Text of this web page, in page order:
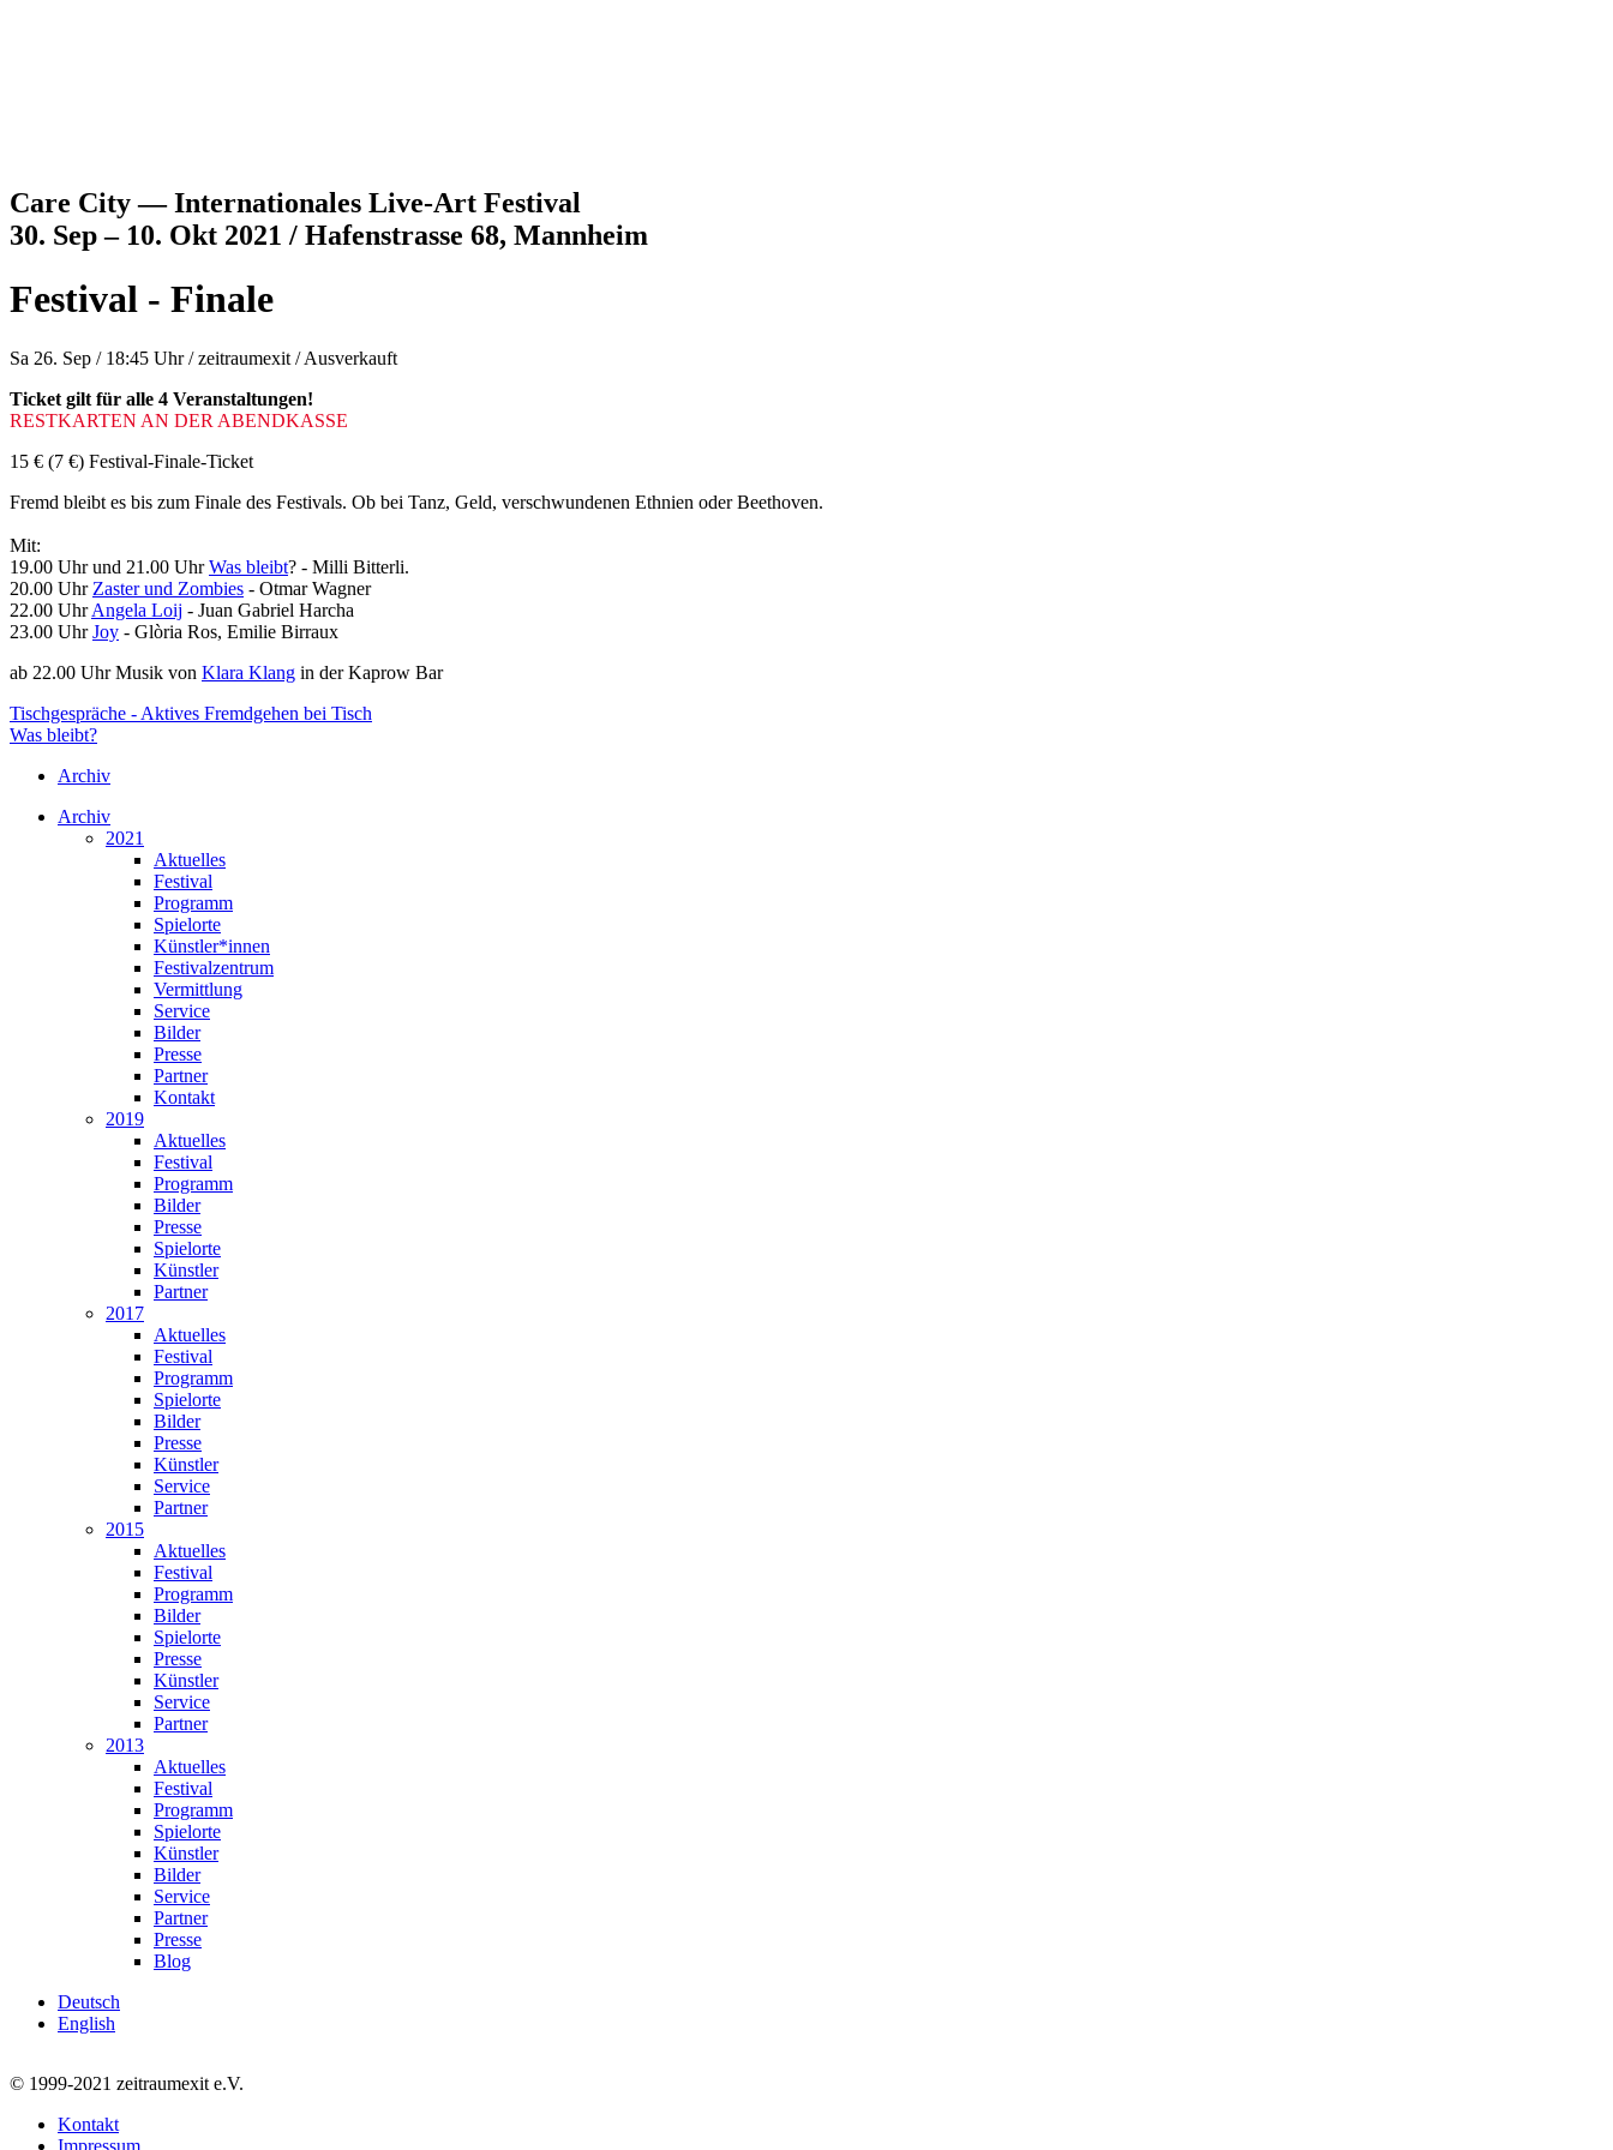
Care City — Internationales Live-Art Festival
30. Sep – 10. Okt 2021 / Hafenstrasse 68, Mannheim
Festival - Finale
Sa 26. Sep / 18:45 Uhr/zeitraumexit /Ausverkauft
Ticket gilt für alle 4 Veranstaltungen!
RESTKARTEN AN DER ABENDKASSE
15 € (7 €) Festival-Finale-Ticket
Fremd bleibt es bis zum Finale des Festivals. Ob bei Tanz, Geld, verschwundenen Ethnien oder Beethoven.
Mit:
19.00 Uhr und 21.00 UhrWas bleibt? - Milli Bitterli.
20.00 Uhr Zaster und Zombies - Otmar Wagner
22.00 UhrAngela Loij - Juan Gabriel Harcha
23.00 UhrJoy - Glòria Ros, Emilie Birraux
ab 22.00 Uhr Musik von Klara Klang in der Kaprow Bar
Tischgespräche - Aktives Fremdgehen bei Tisch
Was bleibt?
Archiv
Archiv
2021
Aktuelles
Festival
Programm
Spielorte
Künstler*innen
Festivalzentrum
Vermittlung
Service
Bilder
Presse
Partner
Kontakt
2019
Aktuelles
Festival
Programm
Bilder
Presse
Spielorte
Künstler
Partner
2017
Aktuelles
Festival
Programm
Spielorte
Bilder
Presse
Künstler
Service
Partner
2015
Aktuelles
Festival
Programm
Bilder
Spielorte
Presse
Künstler
Service
Partner
2013
Aktuelles
Festival
Programm
Spielorte
Künstler
Bilder
Service
Partner
Presse
Blog
Deutsch
English
© 1999-2021 zeitraumexit e.V.
Kontakt
Impressum